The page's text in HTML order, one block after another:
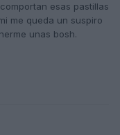
esas pastillas
me queda un suspiro
unas bosh.